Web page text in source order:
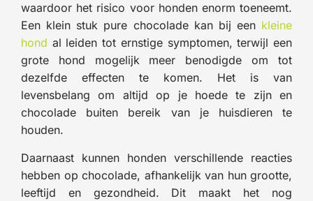
waardoor het risico voor honden enorm toeneemt.
Een klein stuk pure chocolade kan bij een kleine
hond al leiden tot ernstige symptomen, terwijl een
grote hond mogelijk meer benodigde om tot
dezelfde effecten te komen. Het is van
levensbelang om altijd op je hoede te zijn en
chocolade buiten bereik van je huisdieren te
houden.
Daarnaast kunnen honden verschillende reacties
hebben op chocolade, afhankelijk van hun grootte,
leeftijd en gezondheid. Dit maakt het nog